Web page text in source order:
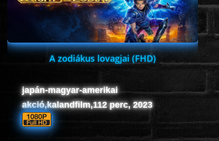
A zodiákus lovagjai (FHD)
japán-magyar-amerikai
akció,kalandfilm,112 perc, 2023